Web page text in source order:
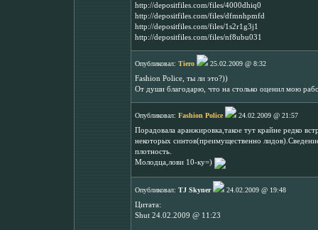
http://depositfiles.com/files/4000dhiq0
http://depositfiles.com/files/dfmnhpmfd
http://depositfiles.com/files/1s2r1g3j1
http://depositfiles.com/files/nf8ubu031
Опубликовал: Tiero
25.02.2009 @ 8:32
Fashion Police, ты ли это?))
От души благодарю, что на столько оценил мою
Опубликовал: Fashion Police
24.02.2009 @ 21:57
Порадовала аранжировка,такое тут крайне редко
некоторых синтов(преимущественно
плотность.
Молодца,лови 10-ку=)
Опубликовал: TJ Skyner
24.02.2009 @ 19:48
Цитата:
Shut 24.02.2009 @ 11:23